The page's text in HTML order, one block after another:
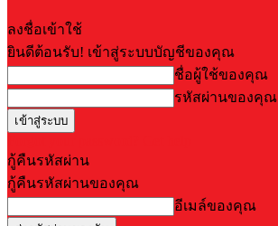
ลงชื่อเข้าใช้
ยินดีต้อนรับ! เข้าสู่ระบบบัญชีของคุณ
ชื่อผู้ใช้ของคุณ
รหัสผ่านของคุณ
กู้คืนรหัสผ่าน
กู้คืนรหัสผ่านของคุณ
อีเมล์ของคุณ